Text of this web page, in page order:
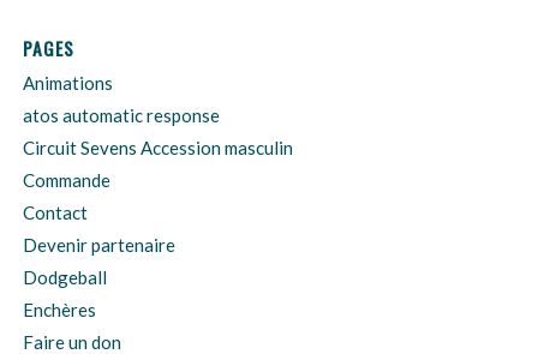
PAGES
Animations
atos automatic response
Circuit Sevens Accession masculin
Commande
Contact
Devenir partenaire
Dodgeball
Enchères
Faire un don